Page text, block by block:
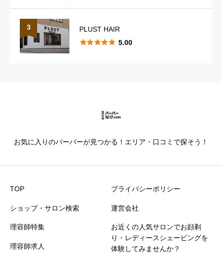
スタイリングのレパートリー
星の数をお選びください  

仕上がり満足度 必須
価格満足度
 
3
PLUST HAIR
 5.00
お気に入りのバーバーが見つかる！エリア・口コミで探そう！
TOP
ショップ・サロン検索
理容師特集
理容師求人
プライバシーポリシー
運営会社
お近くの人気サロンでお顔剃
り・レディースシェービングを
体験してみませんか？